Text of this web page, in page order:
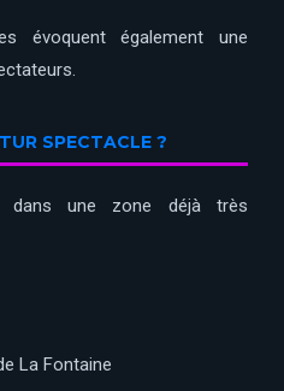
évoquent également une
SPECTACLE ?
dans une zone déjà très
La Fontaine